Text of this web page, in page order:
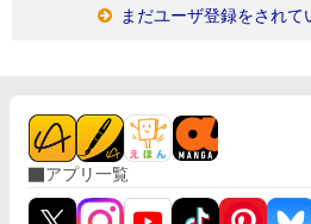
まだユーザ登録をされて
アプリ一覧